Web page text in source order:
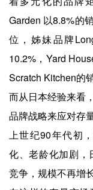
Garden 以8.8%的
位，姊妹品牌
10.2%，Yard
Scratch Kitchen的
而从日本经验来看
品牌战略来应对存
上世纪90年代初
化、老龄化加剧，
竞争，规模不再增